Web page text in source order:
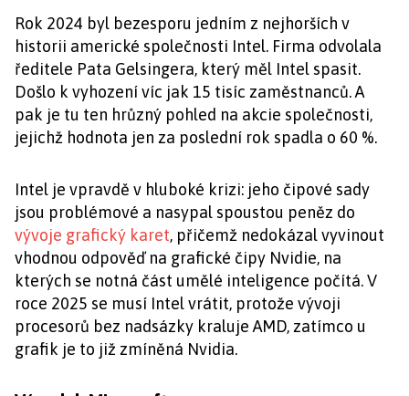
Rok 2024 byl bezesporu jedním z nejhorších v
historii americké společnosti Intel. Firma odvolala
ředitele Pata Gelsingera, který měl Intel spasit.
Došlo k vyhození víc jak 15 tisíc zaměstnanců. A
pak je tu ten hrůzný pohled na akcie společnosti,
jejichž hodnota jen za poslední rok spadla o 60 %.
Intel je vpravdě v hluboké krizi: jeho čipové sady
jsou problémové a nasypal spoustou peněz do
vývoje grafický karet, přičemž nedokázal vyvinout
vhodnou odpověď na grafické čipy Nvidie, na
kterých se notná část umělé inteligence počítá. V
roce 2025 se musí Intel vrátit, protože vývoji
procesorů bez nadsázky kraluje AMD, zatímco u
grafik je to již zmíněná Nvidia.